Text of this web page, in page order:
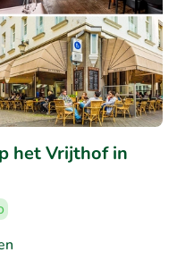
het Vrijthof in